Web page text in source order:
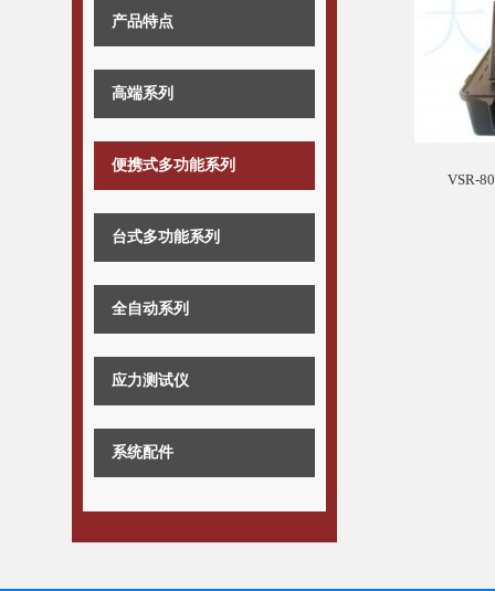
产品特点
高端系列
便携式多功能系列
台式多功能系列
全自动系列
应力测试仪
系统配件
VSR-